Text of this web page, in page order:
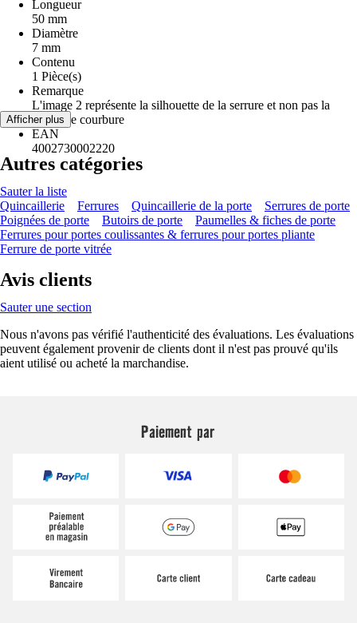
Longueur
50 mm
Diamètre
7 mm
Contenu
1 Pièce(s)
Remarque
L'image 2 représente la silhouette de la serrure et non pas la
forme de courbure
EAN
4002730002220
Afficher plus
Autres catégories
Sauter la liste
Quincaillerie
Ferrures Quincaillerie de la porte
Serrures de porte
Poignées de porte
Butoirs de porte
Paumelles & fiches de porte
Ferrures pour portes coulissantes & ferrures pour portes pliante
Ferrure de porte vitrée
Avis clients
Sauter une section
Nous n'avons pas vérifié l'authenticité des évaluations. Les évaluations
peuvent également provenir de clients dont il n'est pas prouvé qu'ils
aient utilisé ou acheté la marchandise.
Paiement par